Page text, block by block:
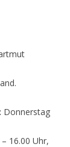
Donnerstag
16.00 Uhr,